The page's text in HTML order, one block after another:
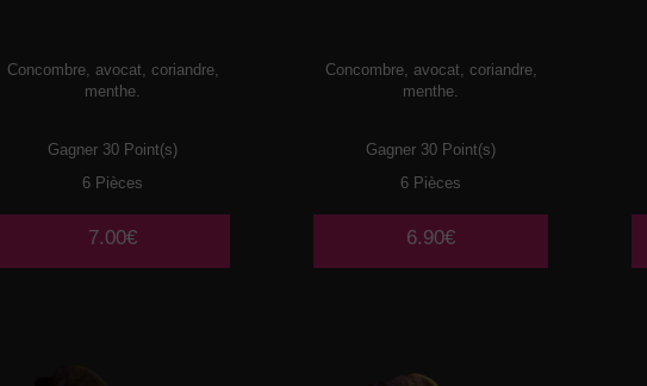
Concombre, avocat, coriandre,
menthe.
Gagner 30 Point(s)
6 Pièces
7.00€
Concombre, avocat, coriandre,
menthe.
Gagner 30 Point(s)
6 Pièces
6.90€